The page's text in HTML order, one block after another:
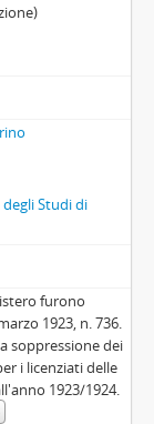
Studi di
furono
1923, n. 736.
soppressione dei
i licenziati delle
1923/1924.